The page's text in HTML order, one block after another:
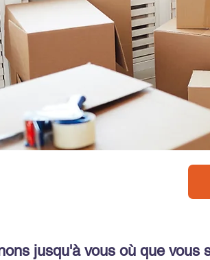
jusqu'à vous où que vous